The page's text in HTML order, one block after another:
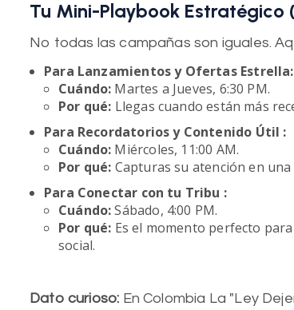
Tu Mini-Playbook Estratégico
No todas las campañas son iguales.
Para Lanzamientos y Ofertas Estrella:
Cuándo: Martes a Jueves, 6:30 PM.
Por qué: Llegas cuando están más
Para Recordatorios y Contenido Útil :
Cuándo: Miércoles, 11:00 AM.
Por qué: Capturas su atención en
Para Conectar con tu Tribu :
Cuándo:Sábado, 4:00 PM.
Por qué: Es el momento perfecto
social.
Dato curioso: En Colombia La "Ley